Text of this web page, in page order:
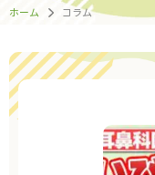
ホーム コラム